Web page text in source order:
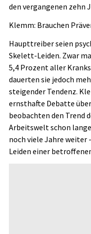
den vergangenen zehn
Klemm: Brauchen
Haupttreiber seien
Skelett-Leiden. Zwar
5,4 Prozent aller
dauerten sie jedoch
steigender Tendenz.
ernsthafte Debatte
beobachten den Trend
Arbeitswelt schon
noch viele Jahre weiter
Leiden einer